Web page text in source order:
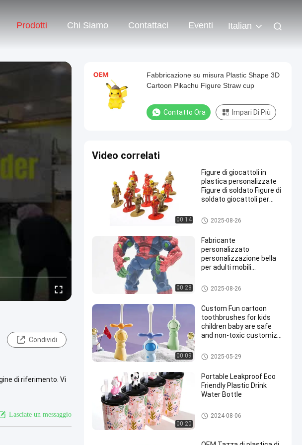
Prodotti Chi Siamo Contattaci Eventi Italian
Condividi
di riferimento. Vi
Lasciate un messaggio
Fabbricazione su misura Plastic Shape 3D
Cartoon Pikachu Figure Straw cup
Contatto Ora Impari Di Più
Video correlati
00:14
Figure di giocattoli in
plastica personalizzate
Figure di soldato Figure di
soldato giocattoli per
Giocattoli in plastica/giocattol
i in PVC su misura
2025-08-26
00:28
Fabricante
personalizzato
personalizzazione bella
per adulti mobili
eroe ragno pvc figure
d'azione giocattolo
Figura/figure/figure/figure in pl
astica
2025-08-26
00:09
Custom Fun cartoon
toothbrushes for kids
children baby are safe
and non-toxic customize
Coppa di plastica 3D
2025-05-29
00:20
Portable Leakproof Eco
Friendly Plastic Drink
Water Bottle
Coppa di plastica 3D
2024-08-06